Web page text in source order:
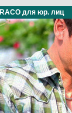
RACO для юр. лиц